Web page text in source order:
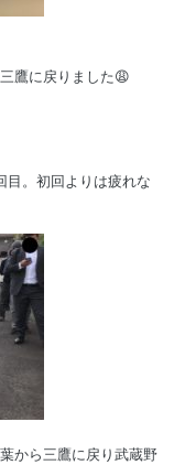
鷹に戻りました😩
目。初回よりは疲れな
から三鷹に戻り武蔵野